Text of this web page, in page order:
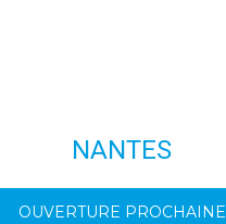
NANTES
OUVERTURE PROCHAINE